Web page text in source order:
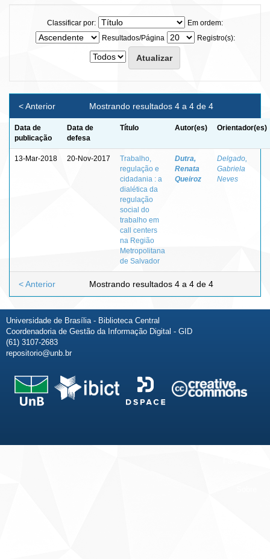
Classificar por:
Em ordem:
Resultados/Página
Registro(s):
Mostrando resultados 4 a 4 de 4
< Anterior
Data de
publicação
Data de
defesa
Título Autor(es) Orientador(es)
13-Mar-2018 20-Nov-2017
Trabalho,
regulação e
cidadania : a
dialética da
regulação
social do
trabalho em
call centers
na Região
Metropolitana
de Salvador
Dutra,
Renata
Queiroz
Delgado,
Gabriela
Neves
Mostrando resultados 4 a 4 de 4
< Anterior
Universidade de Brasília - Biblioteca Central
Coordenadoria de Gestão da Informação Digital - GID
(61) 3107-2683
repositorio@unb.br